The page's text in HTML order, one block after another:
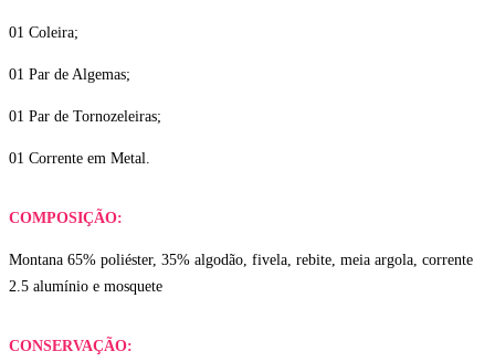
01 Coleira;
01 Par de Algemas;
01 Par de Tornozeleiras;
01 Corrente em Metal.
COMPOSIÇÃO:
Montana 65% poliéster, 35% algodão, fivela, rebite, meia argola, corrente
2.5 alumínio e mosquete
CONSERVAÇÃO: